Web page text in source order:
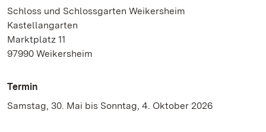
Schloss und Schlossgarten Weikersheim
Kastellangarten
Marktplatz 11
97990 Weikersheim
Termin
Samstag, 30. Mai bis Sonntag, 4. Oktober 2026